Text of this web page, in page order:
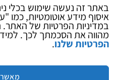
באתר זה נעשה שימוש בכלי
איסוף מידע אוטומטיות, כמו
במדיניות הפרטיות של
מהווה את הסכמתך לכך.
הפרטיות שלנו.
בלוג